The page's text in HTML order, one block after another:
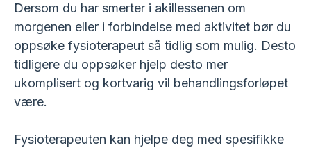
Dersom du har smerter i akillessenen om
morgenen eller i forbindelse med aktivitet bør du
oppsøke fysioterapeut så tidlig som mulig. Desto
tidligere du oppsøker hjelp desto mer
ukomplisert og kortvarig vil behandlingsforløpet
være.
Fysioterapeuten kan hjelpe deg med spesifikke